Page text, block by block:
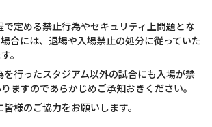
定める禁止行為やセキュリティ上問題とな
合には、退場や入場禁止の処分に従っていた
。
を行ったスタジアム以外の試合にも入場が禁
ますのであらかじめご承知おきください。
様のご協力をお願いします。